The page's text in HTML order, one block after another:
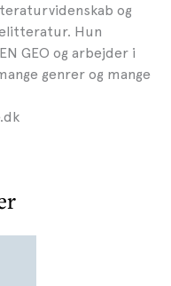
og
Hun
GEO og arbejder i
genrer og mange